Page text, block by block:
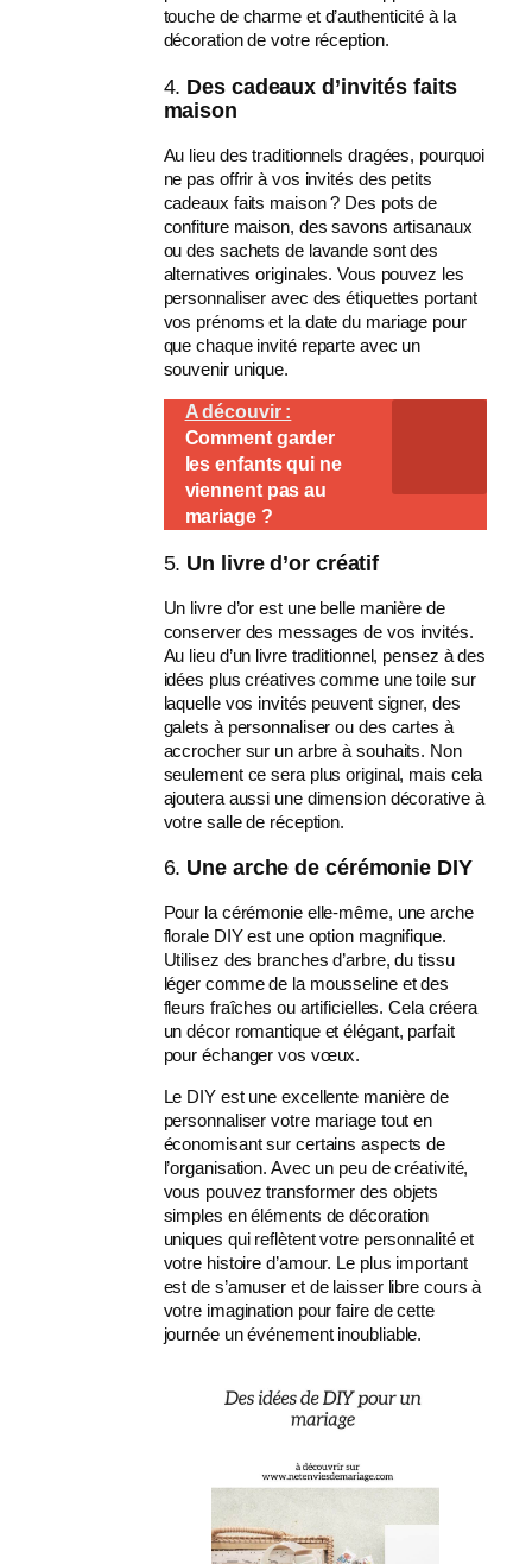
touche de charme et d’authenticité à la
décoration de votre réception.
4. Des cadeaux d’invités faits
maison
Au lieu des traditionnels dragées, pourquoi
ne pas offrir à vos invités des petits
cadeaux faits maison ? Des pots de
confiture maison, des savons artisanaux
ou des sachets de lavande sont des
alternatives originales. Vous pouvez les
personnaliser avec des étiquettes portant
vos prénoms et la date du mariage pour
que chaque invité reparte avec un
souvenir unique.
A découvir :
Comment garder
les enfants qui ne
viennent pas au
mariage ?
5. Un livre d’or créatif
Un livre d’or est une belle manière de
conserver des messages de vos invités.
Au lieu d’un livre traditionnel, pensez à des
idées plus créatives comme une toile sur
laquelle vos invités peuvent signer, des
galets à personnaliser ou des cartes à
accrocher sur un arbre à souhaits. Non
seulement ce sera plus original, mais cela
ajoutera aussi une dimension décorative à
votre salle de réception.
6. Une arche de cérémonie DIY
Pour la cérémonie elle-même, une arche
florale DIY est une option magnifique.
Utilisez des branches d’arbre, du tissu
léger comme de la mousseline et des
fleurs fraîches ou artificielles. Cela créera
un décor romantique et élégant, parfait
pour échanger vos vœux.
Le DIY est une excellente manière de
personnaliser votre mariage tout en
économisant sur certains aspects de
l’organisation. Avec un peu de créativité,
vous pouvez transformer des objets
simples en éléments de décoration
uniques qui reflètent votre personnalité et
votre histoire d’amour. Le plus important
est de s’amuser et de laisser libre cours à
votre imagination pour faire de cette
journée un événement inoubliable.